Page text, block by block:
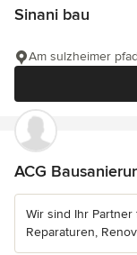
Sinani bau
Am sulzheimer
ACG
Wir sind Ihr
Reparaturen,